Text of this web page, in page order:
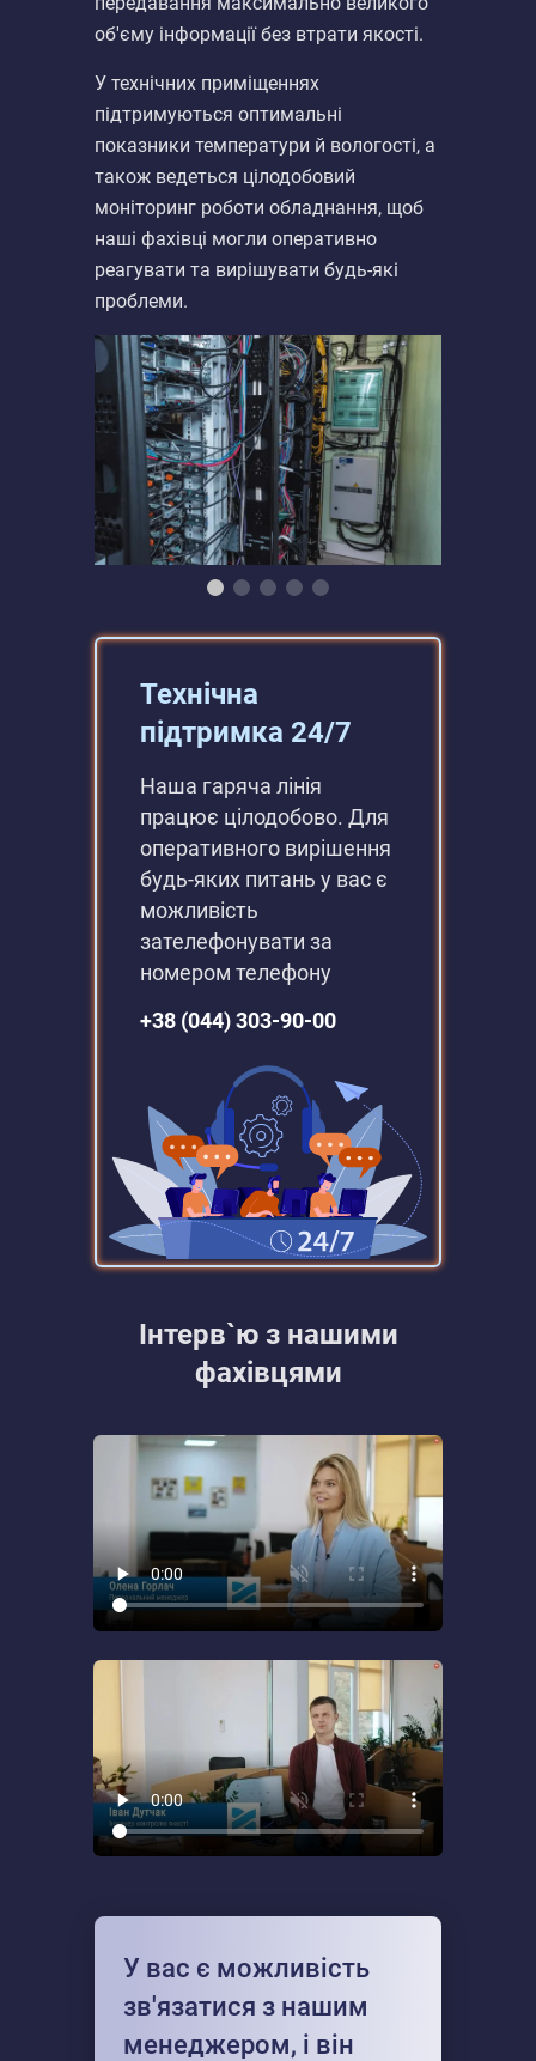
об'єму інформації без втрати якості.
У технічних приміщеннях
підтримуються оптимальні
показники температури й вологості, а
також ведеться цілодобовий
моніторинг роботи обладнання, щоб
наші фахівці могли оперативно
реагувати та вирішувати будь-які
проблеми.
Технічна
підтримка 24/7
Наша гаряча лінія
працює цілодобово. Для
оперативного вирішення
будь-яких питань у вас є
можливість
зателефонувати за
номером телефону
+38 (044) 303-90-00
Інтерв`ю з нашими
фахівцями
У вас є можливість
зв'язатися з нашим
менеджером, і він